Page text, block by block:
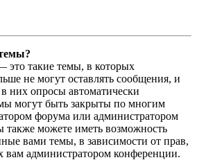
это такие темы, в которых
не могут оставлять сообщения, и
них опросы автоматически
могут быть закрыты по многим
форума или администратором
можете иметь возможность
вами темы, в зависимости от прав,
вам администратором конференции.